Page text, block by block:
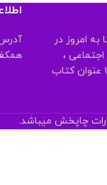
کرده و تا به امروز در
،
انتشار آثار دکتر شریعتی ، اقتصاد و ... بیش از ۱۰۰۰ عنوان کتاب
همکف
چاپخش میباشد.